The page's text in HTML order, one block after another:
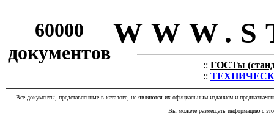
60000
документов
:: ГОСТы
::
Все документы, представленные в каталоге, не являются их официальным изданием и
Вы можете размещать информацию с